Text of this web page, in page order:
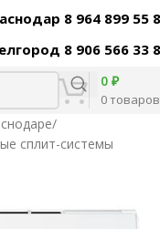
8 964 899 55
8 906 566 33
0товаров
0 ₽
/
сплит-системы
Код товара:10680